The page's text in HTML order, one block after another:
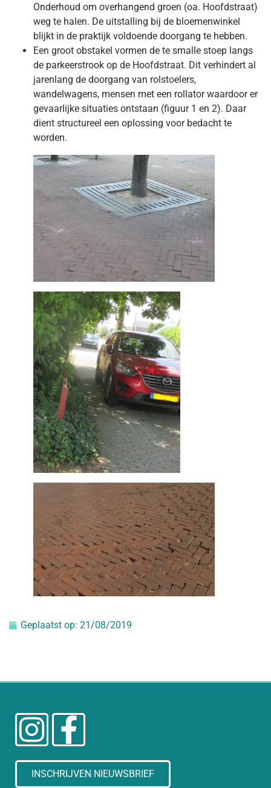
Onderhoud om overhangend groen (oa. Hoofdstraat)
weg te halen. De uitstalling bij de bloemenwinkel
blijkt in de praktijk voldoende doorgang te hebben.
Een groot obstakel vormen de te smalle stoep langs
de parkeerstrook op de Hoofdstraat. Dit verhindert al
jarenlang de doorgang van rolstoelers,
wandelwagens, mensen met een rollator waardoor er
gevaarlijke situaties ontstaan (figuur 1 en 2). Daar
dient structureel een oplossing voor bedacht te
worden.
Geplaatst op: 21/08/2019
INSCHRIJVEN NIEUWSBRIEF